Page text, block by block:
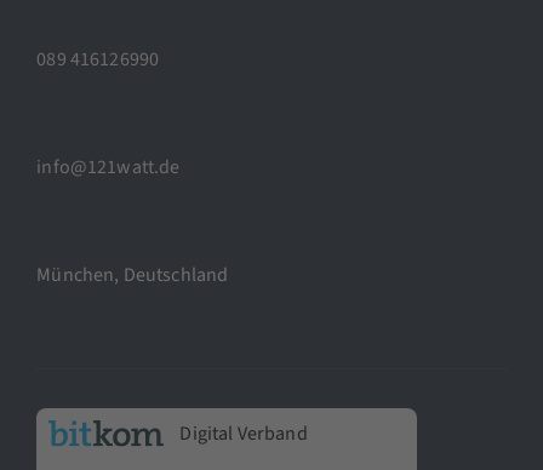
089 416126990
info@121watt.de
München, Deutschland
Digital Verband